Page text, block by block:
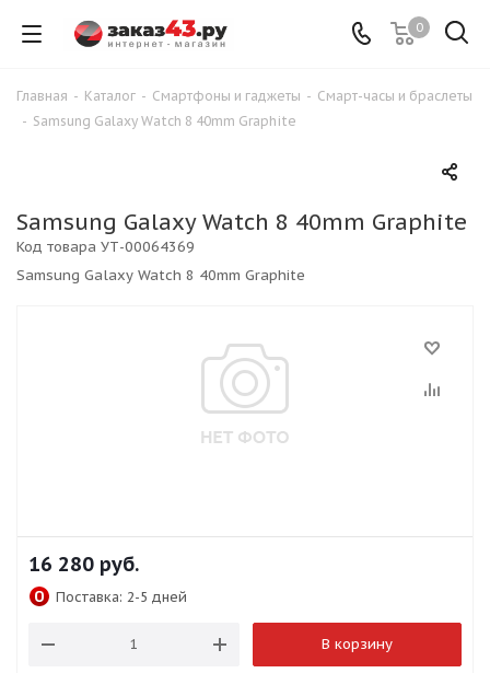
0
Главная - Каталог - Смартфоны и гаджеты - Смарт-часы и браслеты
- Samsung Galaxy Watch 8 40mm Graphite
Samsung Galaxy Watch 8 40mm Graphite
Samsung Galaxy Watch 8 40mm Graphite
Код товара УТ-00064369
16 280 руб.
Поставка: 2-5 дней
В корзину